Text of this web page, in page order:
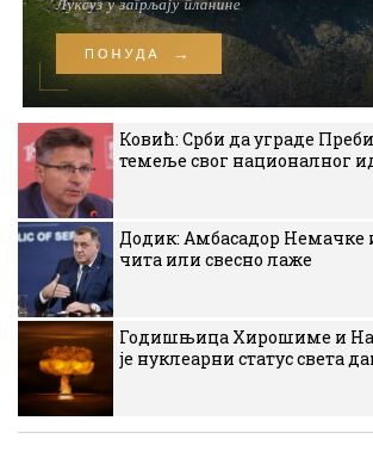
Ковић: Срби да уграде
темеље свог националног
Додик: Амбасадор Немачке
чита или свесно лаже
Годишњица Хирошиме и
је нуклеарни статус света